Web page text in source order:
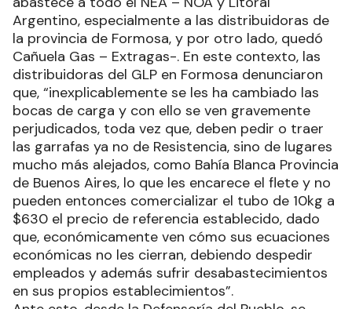
Argentino, especialmente a las distribuidoras de
la provincia de Formosa, y por otro lado, quedó
Cañuela Gas – Extragas-. En este contexto, las
distribuidoras del GLP en Formosa denunciaron
que, “inexplicablemente se les ha cambiado las
bocas de carga y con ello se ven gravemente
perjudicados, toda vez que, deben pedir o traer
las garrafas ya no de Resistencia, sino de lugares
mucho más alejados, como Bahía Blanca Provincia
de Buenos Aires, lo que les encarece el flete y no
pueden entonces comercializar el tubo de 10kg a
$630 el precio de referencia establecido, dado
que, económicamente ven cómo sus ecuaciones
económicas no les cierran, debiendo despedir
empleados y además sufrir desabastecimientos
en sus propios establecimientos”.